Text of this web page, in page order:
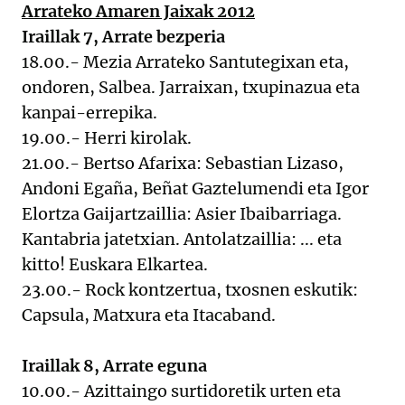
Arrateko Amaren Jaixak 2012
Iraillak 7, Arrate bezperia
18.00.- Mezia Arrateko Santutegixan eta,
ondoren, Salbea. Jarraixan, txupinazua eta
kanpai-errepika.
19.00.- Herri kirolak.
21.00.- Bertso Afarixa: Sebastian Lizaso,
Andoni Egaña, Beñat Gaztelumendi eta Igor
Elortza Gaijartzaillia: Asier Ibaibarriaga.
Kantabria jatetxian. Antolatzaillia: ... eta
kitto! Euskara Elkartea.
23.00.- Rock kontzertua, txosnen eskutik:
Capsula, Matxura eta Itacaband.
Iraillak 8, Arrate eguna
10.00.- Azittaingo surtidoretik urten eta